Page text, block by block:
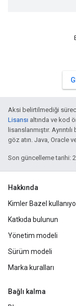
Aksi belirtilmediği
Lisansı altında ve kod
lisanslanmıştır.
göz atın. Java, Oracle
Son güncelleme tarihi:
Hakkında
Kimler Bazel
Katkıda bulunun
Yönetim modeli
Sürüm modeli
Marka kuralları
Bağlı kalma